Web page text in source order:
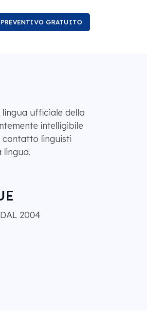
GRATUITO
ufficiale della
intelligibile
contatto linguisti
lingua.
2004